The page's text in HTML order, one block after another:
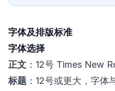
字体及排版标准
字体选择
正文 ：12号 Times New
标题 ：12号或更大，字体